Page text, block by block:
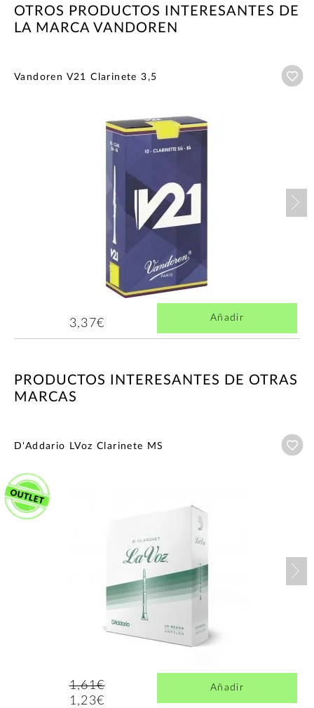
OTROS PRODUCTOS INTERESANTES DE
LA MARCA VANDOREN
Vandoren V21 Clarinete 3,5
3,37€ Añadir
PRODUCTOS INTERESANTES DE OTRAS
MARCAS
D'Addario LVoz Clarinete MS
1,61€
1,23€
Añadir